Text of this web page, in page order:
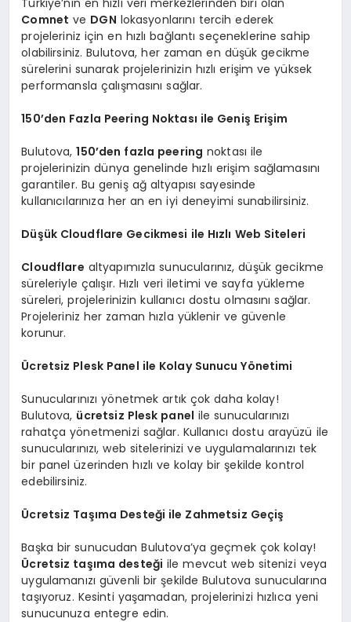
Comnet ve DGN lokasyonlarını tercih ederek
projeleriniz için en hızlı bağlantı seçeneklerine sahip
olabilirsiniz. Bulutova, her zaman en düşük gecikme
sürelerini sunarak projelerinizin hızlı erişim ve yüksek
performansla çalışmasını sağlar.
150’den Fazla Peering Noktası ile Geniş Erişim
Bulutova,150’den fazla peering noktası ile
projelerinizin dünya genelinde hızlı erişim sağlamasını
garantiler. Bu geniş ağ altyapısı sayesinde
kullanıcılarınıza her an en iyi deneyimi sunabilirsiniz.
Düşük Cloudflare Gecikmesi ile Hızlı Web Siteleri
Cloudflare altyapımızla sunucularınız, düşük gecikme
süreleriyle çalışır. Hızlı veri iletimi ve sayfa yükleme
süreleri, projelerinizin kullanıcı dostu olmasını sağlar.
Projeleriniz her zaman hızla yüklenir ve güvenle
korunur.
Ücretsiz Plesk Panel ile Kolay Sunucu Yönetimi
Sunucularınızı yönetmek artık çok daha kolay!
Bulutova, ücretsiz Plesk panel ile sunucularınızı
rahatça yönetmenizi sağlar. Kullanıcı dostu arayüzü ile
sunucularınızı, web sitelerinizi ve uygulamalarınızı tek
bir panel üzerinden hızlı ve kolay bir şekilde kontrol
edebilirsiniz.
Ücretsiz Taşıma Desteği ile Zahmetsiz Geçiş
Başka bir sunucudan Bulutova’ya geçmek çok kolay!
Ücretsiz taşıma desteği ile mevcut web sitenizi veya
uygulamanızı güvenli bir şekilde Bulutova sunucularına
taşıyoruz. Kesinti yaşamadan, projelerinizi hızlıca yeni
sunucunuza entegre edin.